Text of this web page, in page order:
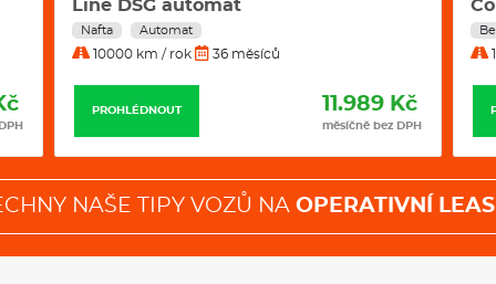
Škoda Enyaq
a Kodiaq iV. V měsíční splátce
pojištění i pravidelná údržba,
Comfort 4x4 Auto 7 Míst
Benzín Automat
10000 km / rok 36 měsíců
PROHLÉDNOUT 11.877 Kč
měsíčně bez DPH
NAŠE TIPY VOZŮ NA OPERATIVNÍ